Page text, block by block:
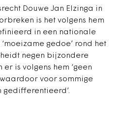
Douwe Jan Elzinga in
is het volgens hem
in een nationale
gedoe’ rond het
negen bijzondere
is volgens hem ‘geen
voor sommige
gedifferentieerd’.